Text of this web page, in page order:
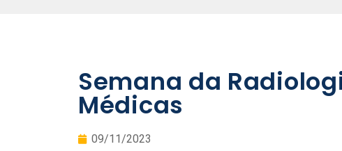
Semana da
Médicas
09/11/2023